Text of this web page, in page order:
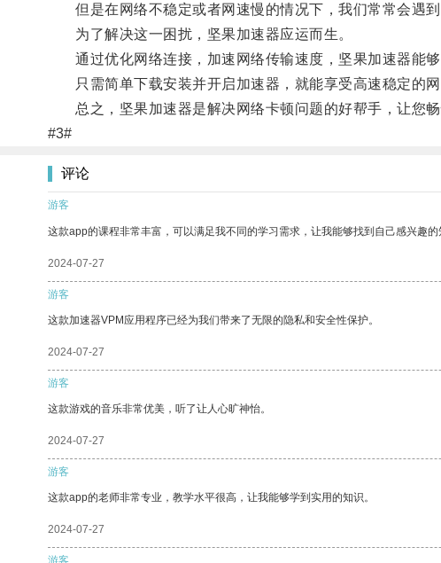
但是在网络不稳定或者网速慢的情况下，我们常常会遇到
为了解决这一困扰，坚果加速器应运而生。
通过优化网络连接，加速网络传输速度，坚果加速器能够
只需简单下载安装并开启加速器，就能享受高速稳定的网
总之，坚果加速器是解决网络卡顿问题的好帮手，让您畅
#3#
评论
游客
这款app的课程非常丰富，可以满足我不同的学习需求，让我能够找到自己感兴趣的
2024-07-27
游客
这款加速器VPM应用程序已经为我们带来了无限的隐私和安全性保护。
2024-07-27
游客
这款游戏的音乐非常优美，听了让人心旷神怡。
2024-07-27
游客
这款app的老师非常专业，教学水平很高，让我能够学到实用的知识。
2024-07-27
游客